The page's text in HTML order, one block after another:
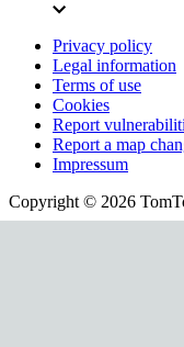
Privacy policy
Legal information
Terms of use
Cookies
Report
Report a map
Impressum
Copyright © 2026